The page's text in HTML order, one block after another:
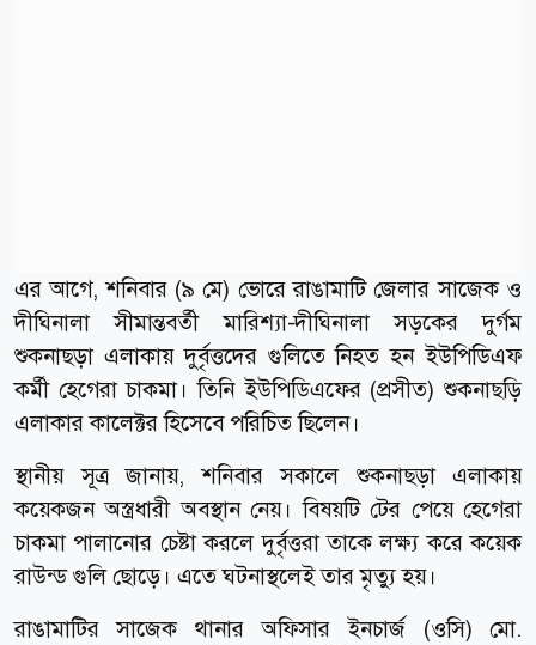
এর আগে, শনিবার (৯ মে) ভোরে রাঙামাটি জেলার সাজেক ও
দীঘিনালা সীমান্তবর্তী মারিশ্যা-দীঘিনালা সড়কের দুর্গম
শুকনাছড়া এলাকায় দুর্বৃত্তদের গুলিতে নিহত হন ইউপিডিএফ
কর্মী হেগেরা চাকমা। তিনি ইউপিডিএফের (প্রসীত) শুকনাছড়ি
এলাকার কালেক্টর হিসেবে পরিচিত ছিলেন।
স্থানীয় সূত্র জানায়, শনিবার সকালে শুকনাছড়া এলাকায়
কয়েকজন অস্ত্রধারী অবস্থান নেয়। বিষয়টি টের পেয়ে হেগেরা
চাকমা পালানোর চেষ্টা করলে দুর্বৃত্তরা তাকে লক্ষ্য করে কয়েক
রাউন্ড গুলি ছোড়ে। এতে ঘটনাস্থলেই তার মৃত্যু হয়।
রাঙামাটির সাজেক থানার অফিসার ইনচার্জ (ওসি) মো.